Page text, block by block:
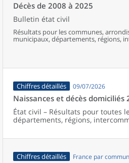
Décès de 2008 à 2025
Bulletin état civil
Résultats pour les communes,
municipaux, départements, régions,
d’emploi, bassins de vie, unités
Chiffres détaillés 09/07/2026
Naissances et décès domiciliés
État civil – Résultats pour toutes
départements, régions,
Chiffres détaillés France par